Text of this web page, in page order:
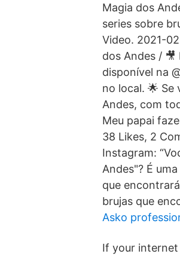
Magia dos
series sobre
Video. 2021-
dos Andes / 🎥
disponível na
no local. 🌟 Se
Andes, com
Meu papai
38 Likes, 2
Instagram:
Andes"? É
que
brujas que
Asko
If your